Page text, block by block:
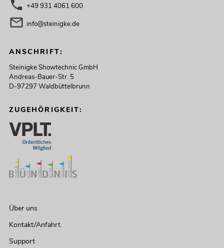
+49 931 4061 600
info@steinigke.de
ANSCHRIFT:
Steinigke Showtechnic GmbH
Andreas-Bauer-Str. 5
D-97297 Waldbüttelbrunn
ZUGEHÖRIGKEIT:
Über uns
Kontakt/Anfahrt
Support